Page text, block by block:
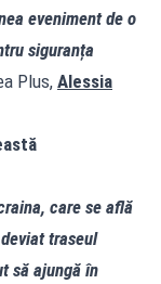
eveniment de o
siguranța
Plus, Alessia
care se află
traseul
să ajungă în